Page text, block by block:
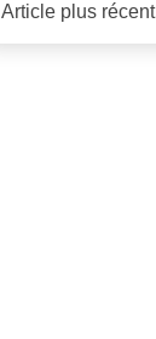
Article plus récent